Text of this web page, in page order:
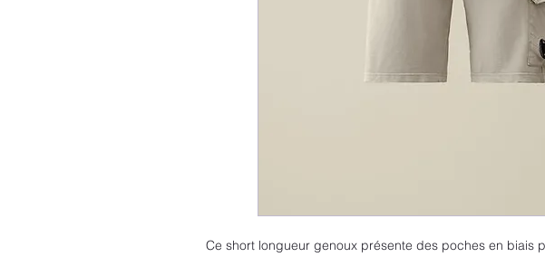
Ce short longueur genoux présente des poches en biais